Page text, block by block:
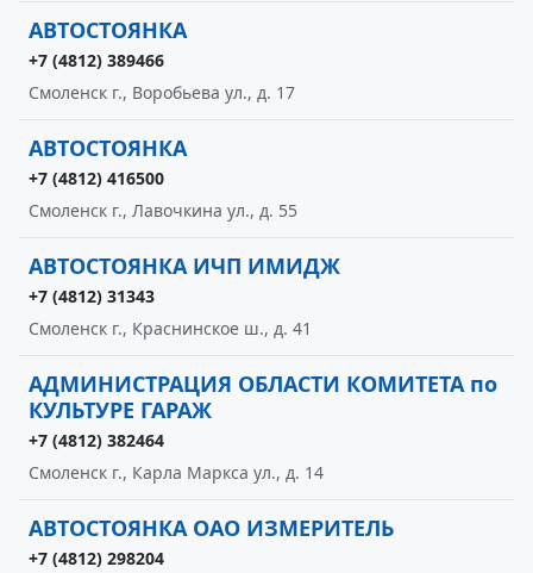
АВТОСТОЯНКА
+7 (4812) 389466
Смоленск г., Воробьева ул., д. 17
АВТОСТОЯНКА
+7 (4812) 416500
Смоленск г., Лавочкина ул., д. 55
АВТОСТОЯНКА ИЧП ИМИДЖ
+7 (4812) 31343
Смоленск г., Краснинское ш., д. 41
АДМИНИСТРАЦИЯ ОБЛАСТИ КОМИТЕТА по
КУЛЬТУРЕ ГАРАЖ
+7 (4812) 382464
Смоленск г., Карла Маркса ул., д. 14
АВТОСТОЯНКА ОАО ИЗМЕРИТЕЛЬ
+7 (4812) 298204